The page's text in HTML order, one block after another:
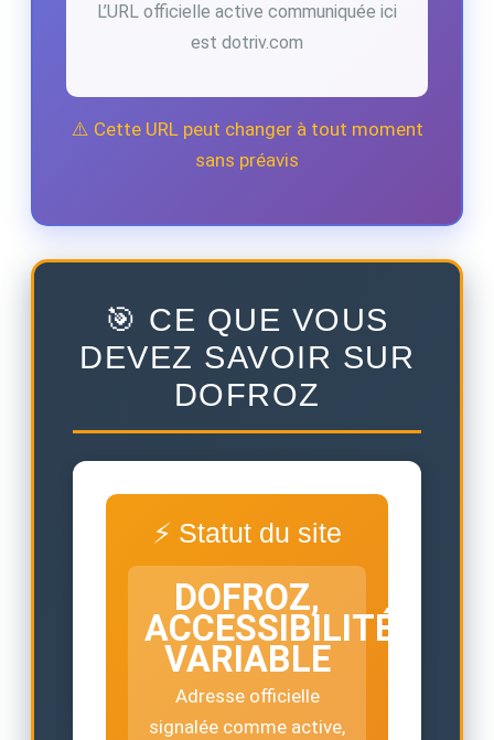
L’URL officielle active communiquée ici
est dotriv.com
⚠️ Cette URL peut changer à tout moment
sans préavis
🎯 CE QUE VOUS
DEVEZ SAVOIR SUR
DOFROZ
⚡ Statut du site
DOFROZ,
ACCESSIBILITÉ
VARIABLE
Adresse officielle
signalée comme active,